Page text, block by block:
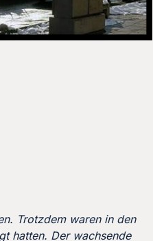
Trotzdem waren in den
hatten. Der wachsende